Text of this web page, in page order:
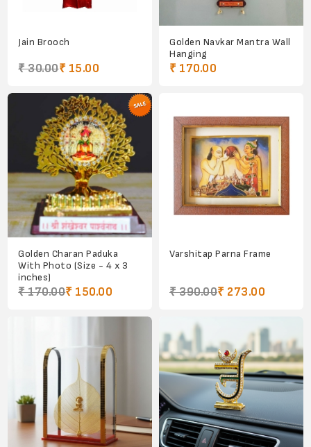
Jain Brooch
₹ 30.00₹ 15.00
Golden Navkar Mantra Wall
Hanging
₹ 170.00
Golden Charan Paduka
With Photo (Size - 4 x 3
inches)
₹ 170.00₹ 150.00
Varshitap Parna Frame
₹ 390.00₹ 273.00